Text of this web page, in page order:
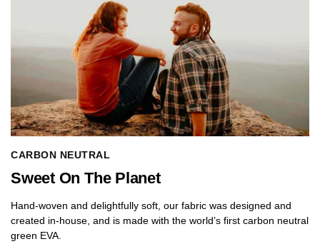
CARBON NEUTRAL
Sweet On The Planet
Hand-woven and delightfully soft, our fabric was designed and
created in-house, and is made with the world’s first carbon neutral
green EVA.